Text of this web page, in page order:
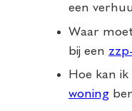
een
Waar
bij een
Hoe kan ik
woning